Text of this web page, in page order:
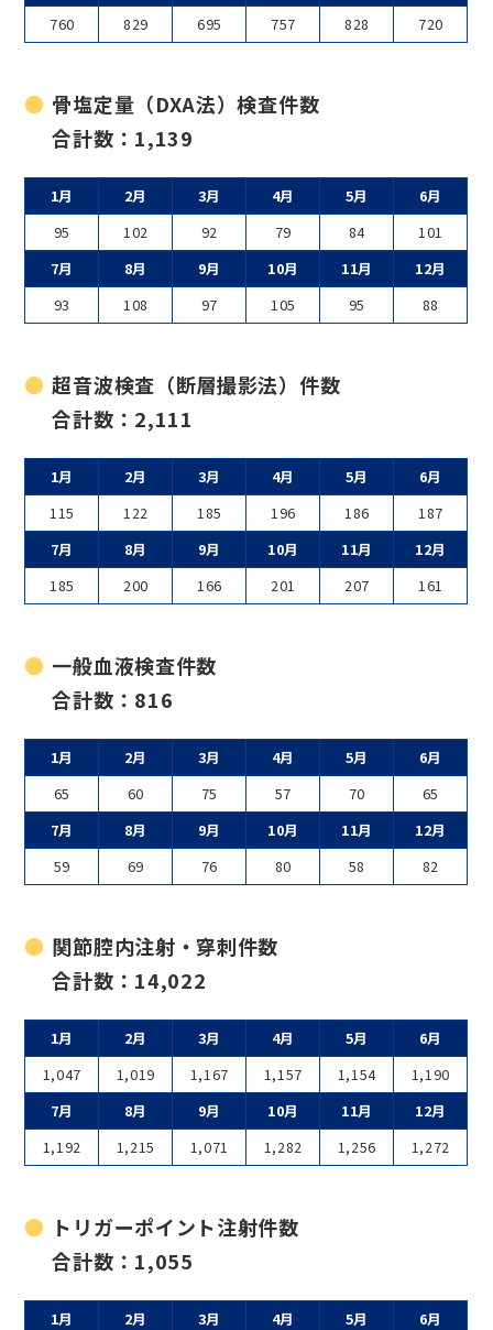
760
829 695 757 828 720
骨塩定量（DXA法）検査件数
合計数：1,139
1月 2月 3月 4月 5月
6月
95
102 92 79 84
101
7月
8月 9月 10月 11月
12月
93
108 97 105 95 88
超音波検査（断層撮影法）件数
合計数：2,111
1月 2月 3月 4月 5月
6月
115
122 185 196 186
187
7月
8月 9月 10月 11月
12月
185
200 166 201 207 161
一般血液検査件数
合計数：816
1月 2月 3月 4月 5月
6月
65
60 75 57 70
65
7月
8月 9月 10月 11月
12月
59
69 76 80 58 82
関節腔内注射・穿刺件数
合計数：14,022
1月 2月 3月 4月 5月
6月
1,047
1,019 1,167 1,157 1,154
1,190
7月
8月 9月 10月 11月
12月
1,192
1,215 1,071 1,282 1,256 1,272
トリガーポイント注射件数
合計数：1,055
1月 2月 3月 4月 5月
6月